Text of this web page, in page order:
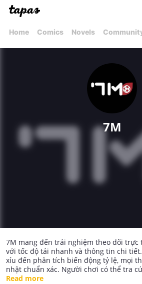
Home Comics Novels
7M
7M mang đến trải nghiệm theo dõi trực
với tốc độ tải nhanh và thông tin chi
xỉu đến phân tích biến động tỷ lệ, mọi
nhật chuẩn xác. Người chơi có thể tra
trước trận để hỗ trợ nhận định kết quả
Read more